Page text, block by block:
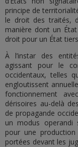
principe de
le droit des traités,
manière dont un
droit pour un État
À l’instar des
agissant pour le
occidentaux, telles
engloutissent
fonctionnement
dérisoires au-delà
de propagande
un modus operandi
pour une production
portées devant les